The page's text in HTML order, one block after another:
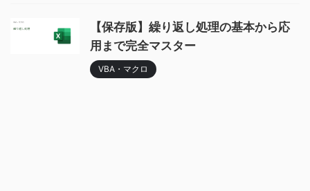
【保存版】繰り返し処理の基本から応
用まで完全マスター
VBA・マクロ